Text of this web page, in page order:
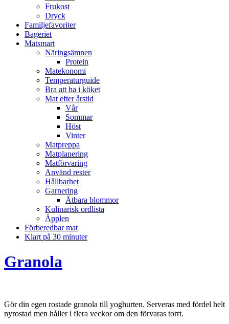
Frukost
Dryck
Familjefavoriter
Bageriet
Matsmart
Näringsämnen
Protein
Matekonomi
Temperaturguide
Bra att ha i köket
Mat efter årstid
Vår
Sommar
Höst
Vinter
Matpreppa
Matplanering
Matförvaring
Använd rester
Hållbarhet
Garnering
Ätbara blommor
Kulinarisk ordlista
Äpplen
Förberedbar mat
Klart på 30 minuter
Granola
Gör din egen rostade granola till yoghurten. Serveras med fördel helt
nyrostad men håller i flera veckor om den förvaras torrt.